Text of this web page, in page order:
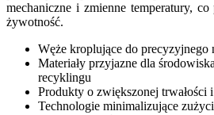
mechaniczne i zmienne temperatury, co
żywotność.
Węże kroplujące do precyzyjnego
Materiały przyjazne dla
recyklingu
Produkty o zwiększonej trwałości
Technologie minimalizujące